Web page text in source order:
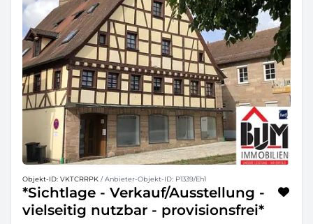
Objekt-ID: VKTCRRPK / Anbieter-Objekt-ID: P1339/Eh1
*Sichtlage - Verkauf/Ausstellung -
vielseitig nutzbar - provisionsfrei*